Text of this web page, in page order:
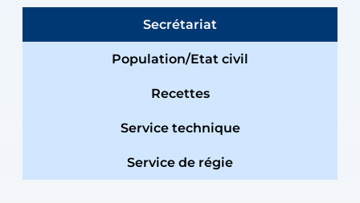
Secrétariat
Population/Etat civil
Recettes
Service technique
Service de régie